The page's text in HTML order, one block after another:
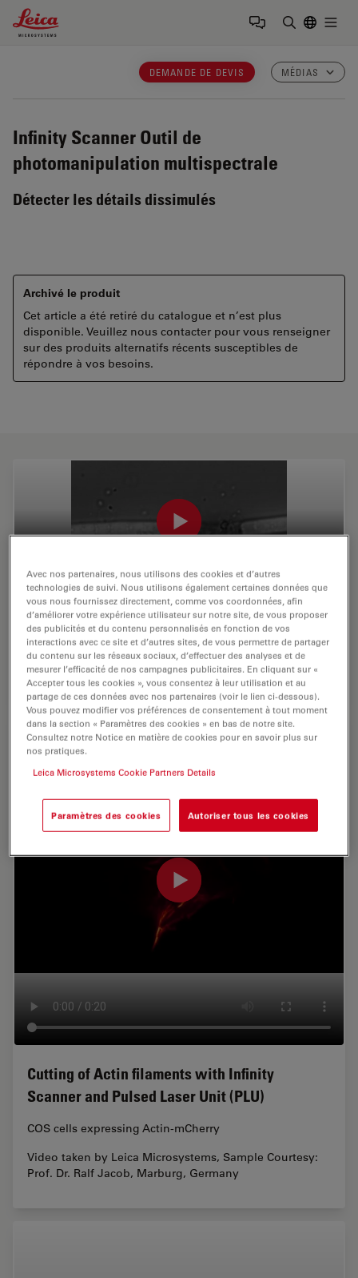
Leica Microsystems Logo
DEMANDE DE DEVIS MÉDIAS
Infinity Scanner Outil de
photomanipulation multispectrale
Détecter les détails dissimulés
Archivé le produit
Cet article a été retiré du catalogue et n’est plus
disponible. Veuillez nous contacter pour vous renseigner
sur des produits alternatifs récents susceptibles de
répondre à vos besoins.
Cutting of algea with Infinity Scanner and
Pulsed Laser Unit (PLU)
Video taken by Leica Microsystems
Cutting of Actin filaments with Infinity
Scanner and Pulsed Laser Unit (PLU)
COS cells expressing Actin-mCherry
Video taken by Leica Microsystems, Sample Courtesy:
Prof. Dr. Ralf Jacob, Marburg, Germany
Avec nos partenaires, nous utilisons des cookies et d’autres
technologies de suivi. Nous utilisons également certaines données que
vous nous fournissez directement, comme vos coordonnées, afin
d’améliorer votre expérience utilisateur sur notre site, de vous proposer
des publicités et du contenu personnalisés en fonction de vos
interactions avec ce site et d’autres sites, de vous permettre de partager
du contenu sur les réseaux sociaux, d’effectuer des analyses et de
mesurer l’efficacité de nos campagnes publicitaires. En cliquant sur «
Accepter tous les cookies », vous consentez à leur utilisation et au
partage de ces données avec nos partenaires (voir le lien ci-dessous).
Vous pouvez modifier vos préférences de consentement à tout moment
dans la section « Paramètres des cookies » en bas de notre site.
Consultez notre Notice en matière de cookies pour en savoir plus sur
nos pratiques.
Leica Microsystems Cookie Partners Details
Paramètres des cookies Autoriser tous les cookies